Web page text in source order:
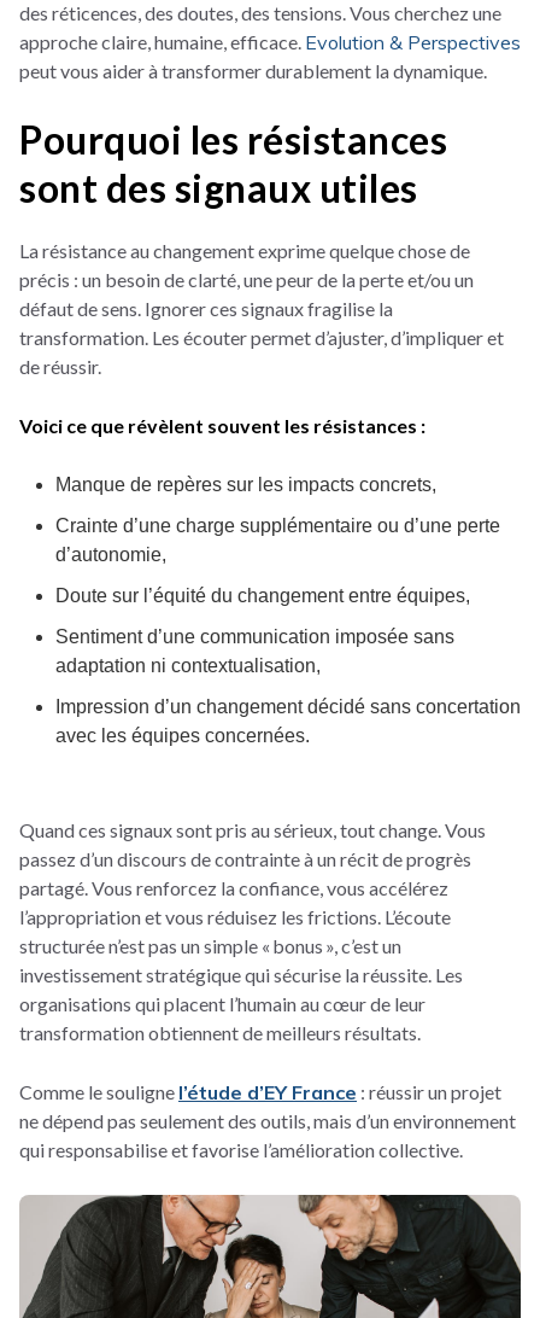
des réticences, des doutes, des tensions. Vous cherchez une
approche claire, humaine, efficace. Evolution & Perspectives
peut vous aider à transformer durablement la dynamique.
Pourquoi les résistances
sont des signaux utiles
La résistance au changement exprime quelque chose de
précis : un besoin de clarté, une peur de la perte et/ou un
défaut de sens. Ignorer ces signaux fragilise la
transformation. Les écouter permet d’ajuster, d’impliquer et
de réussir.
Voici ce que révèlent souvent les résistances :
Manque de repères sur les impacts concrets,
Crainte d’une charge supplémentaire ou d’une perte
d’autonomie,
Doute sur l’équité du changement entre équipes,
Sentiment d’une communication imposée sans
adaptation ni contextualisation,
Impression d’un changement décidé sans concertation
avec les équipes concernées.
Quand ces signaux sont pris au sérieux, tout change. Vous
passez d’un discours de contrainte à un récit de progrès
partagé. Vous renforcez la confiance, vous accélérez
l’appropriation et vous réduisez les frictions. L’écoute
structurée n’est pas un simple « bonus », c’est un
investissement stratégique qui sécurise la réussite. Les
organisations qui placent l’humain au cœur de leur
transformation obtiennent de meilleurs résultats.
Comme le souligne l’étude d’EY France : réussir un projet
ne dépend pas seulement des outils, mais d’un environnement
qui responsabilise et favorise l’amélioration collective.